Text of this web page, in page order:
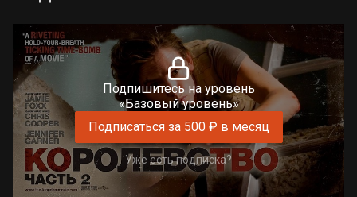
Подпишитесь на уровень
«Базовый уровень»
Подписаться за 500 ₽ в месяц
Уже есть подписка?